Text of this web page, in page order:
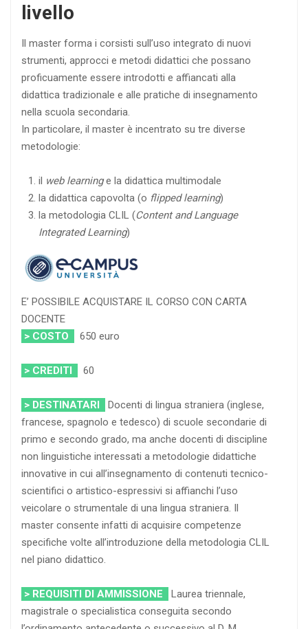
livello
Il master forma i corsisti sull’uso integrato di nuovi
strumenti, approcci e metodi didattici che possano
proficuamente essere introdotti e affiancati alla
didattica tradizionale e alle pratiche di insegnamento
nella scuola secondaria.
In particolare, il master è incentrato su tre diverse
metodologie:
il web learninge la didattica multimodale
la didattica capovolta (o flipped learning)
la metodologia CLIL (Content and Language
Integrated Learning)
E’ POSSIBILE ACQUISTARE IL CORSO CON CARTA
DOCENTE
> COSTO
650 euro
> CREDITI 60
> DESTINATARI
Docenti di lingua straniera (inglese,
francese, spagnolo e tedesco) di scuole secondarie di
primo e secondo grado, ma anche docenti di discipline
non linguistiche interessati a metodologie didattiche
innovative in cui all’insegnamento di contenuti tecnico-
scientifici o artistico-espressivi si affianchi l’uso
veicolare o strumentale di una lingua straniera. Il
master consente infatti di acquisire competenze
specifiche volte all’introduzione della metodologia CLIL
nel piano didattico.
> REQUISITI DI AMMISSIONE
Laurea triennale,
magistrale o specialistica conseguita secondo